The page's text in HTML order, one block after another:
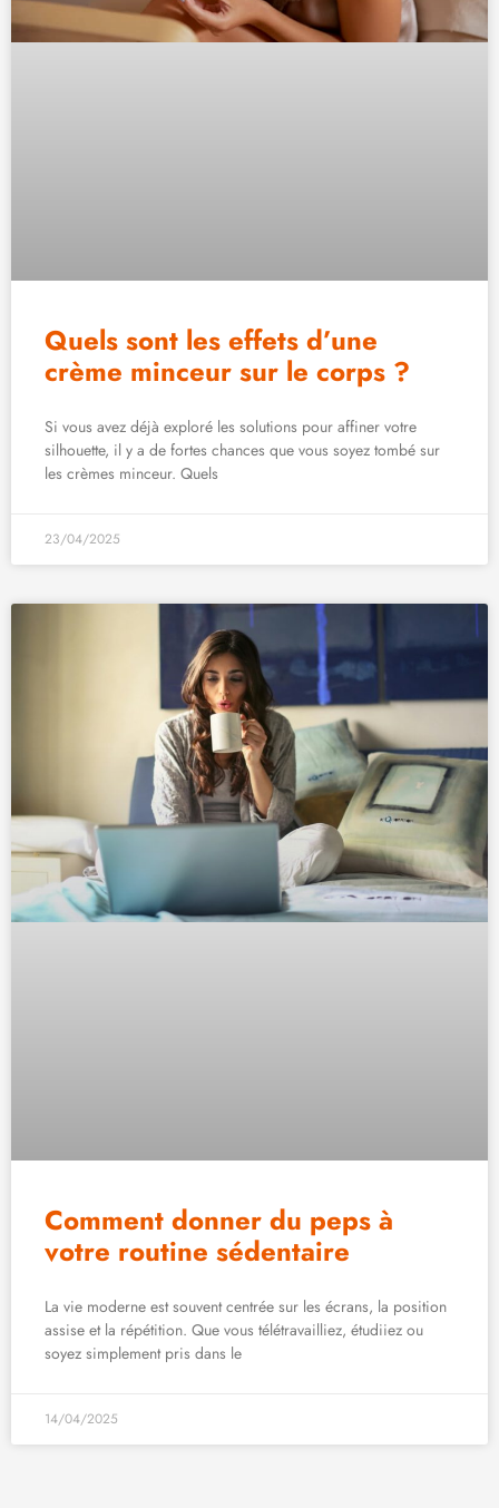
Quels sont les effets d’une
crème minceur sur le corps ?
Si vous avez déjà exploré les solutions pour affiner votre
silhouette, il y a de fortes chances que vous soyez tombé sur
les crèmes minceur. Quels
23/04/2025
Comment donner du peps à
votre routine sédentaire
La vie moderne est souvent centrée sur les écrans, la position
assise et la répétition. Que vous télétravailliez, étudiiez ou
soyez simplement pris dans le
14/04/2025